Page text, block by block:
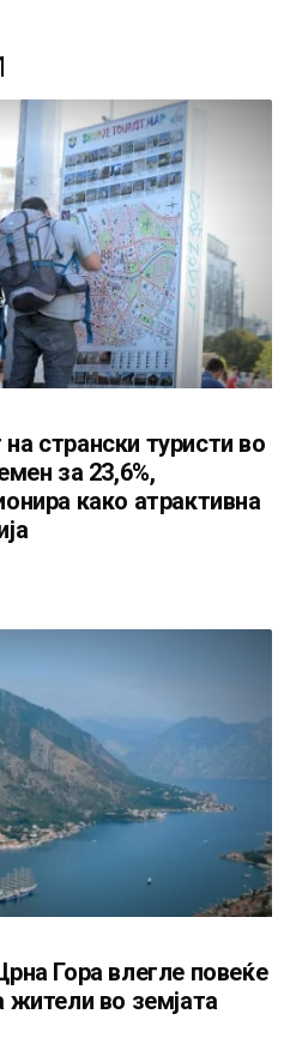
странски туристи во
за 23,6%,
како атрактивна
Гора влегле повеќе
во земјата